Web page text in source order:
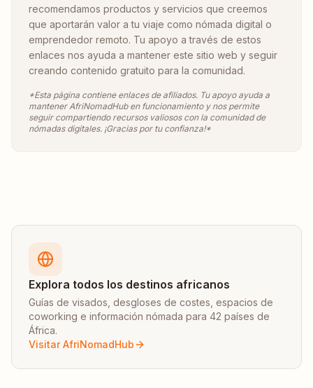
recomendamos productos y servicios que creemos
que aportarán valor a tu viaje como nómada digital o
emprendedor remoto. Tu apoyo a través de estos
enlaces nos ayuda a mantener este sitio web y seguir
creando contenido gratuito para la comunidad.
*Esta página contiene enlaces de afiliados. Tu apoyo ayuda a
mantener AfriNomadHub en funcionamiento y nos permite
seguir compartiendo recursos valiosos con la comunidad de
nómadas digitales. ¡Gracias por tu confianza!*
Explora todos los destinos africanos
Guías de visados, desgloses de costes, espacios de
coworking e información nómada para 42 países de
África.
Visitar AfriNomadHub